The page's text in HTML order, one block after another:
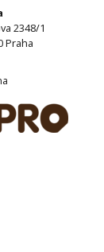
2348/1
Praha